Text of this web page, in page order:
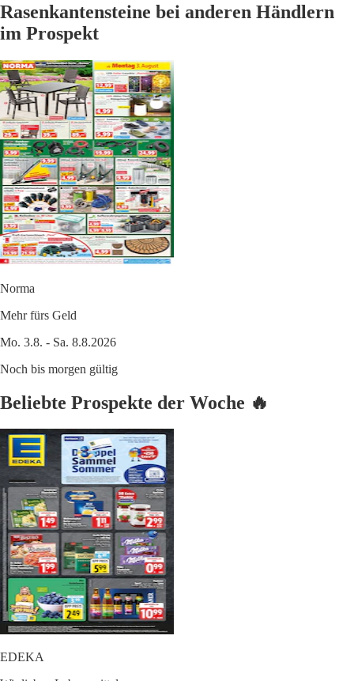
Rasenkantensteine bei anderen Händlern
im Prospekt
Norma
Mehr fürs Geld
Mo. 3.8. - Sa. 8.8.2026
Noch bis morgen gültig
Beliebte Prospekte der Woche 🔥
EDEKA